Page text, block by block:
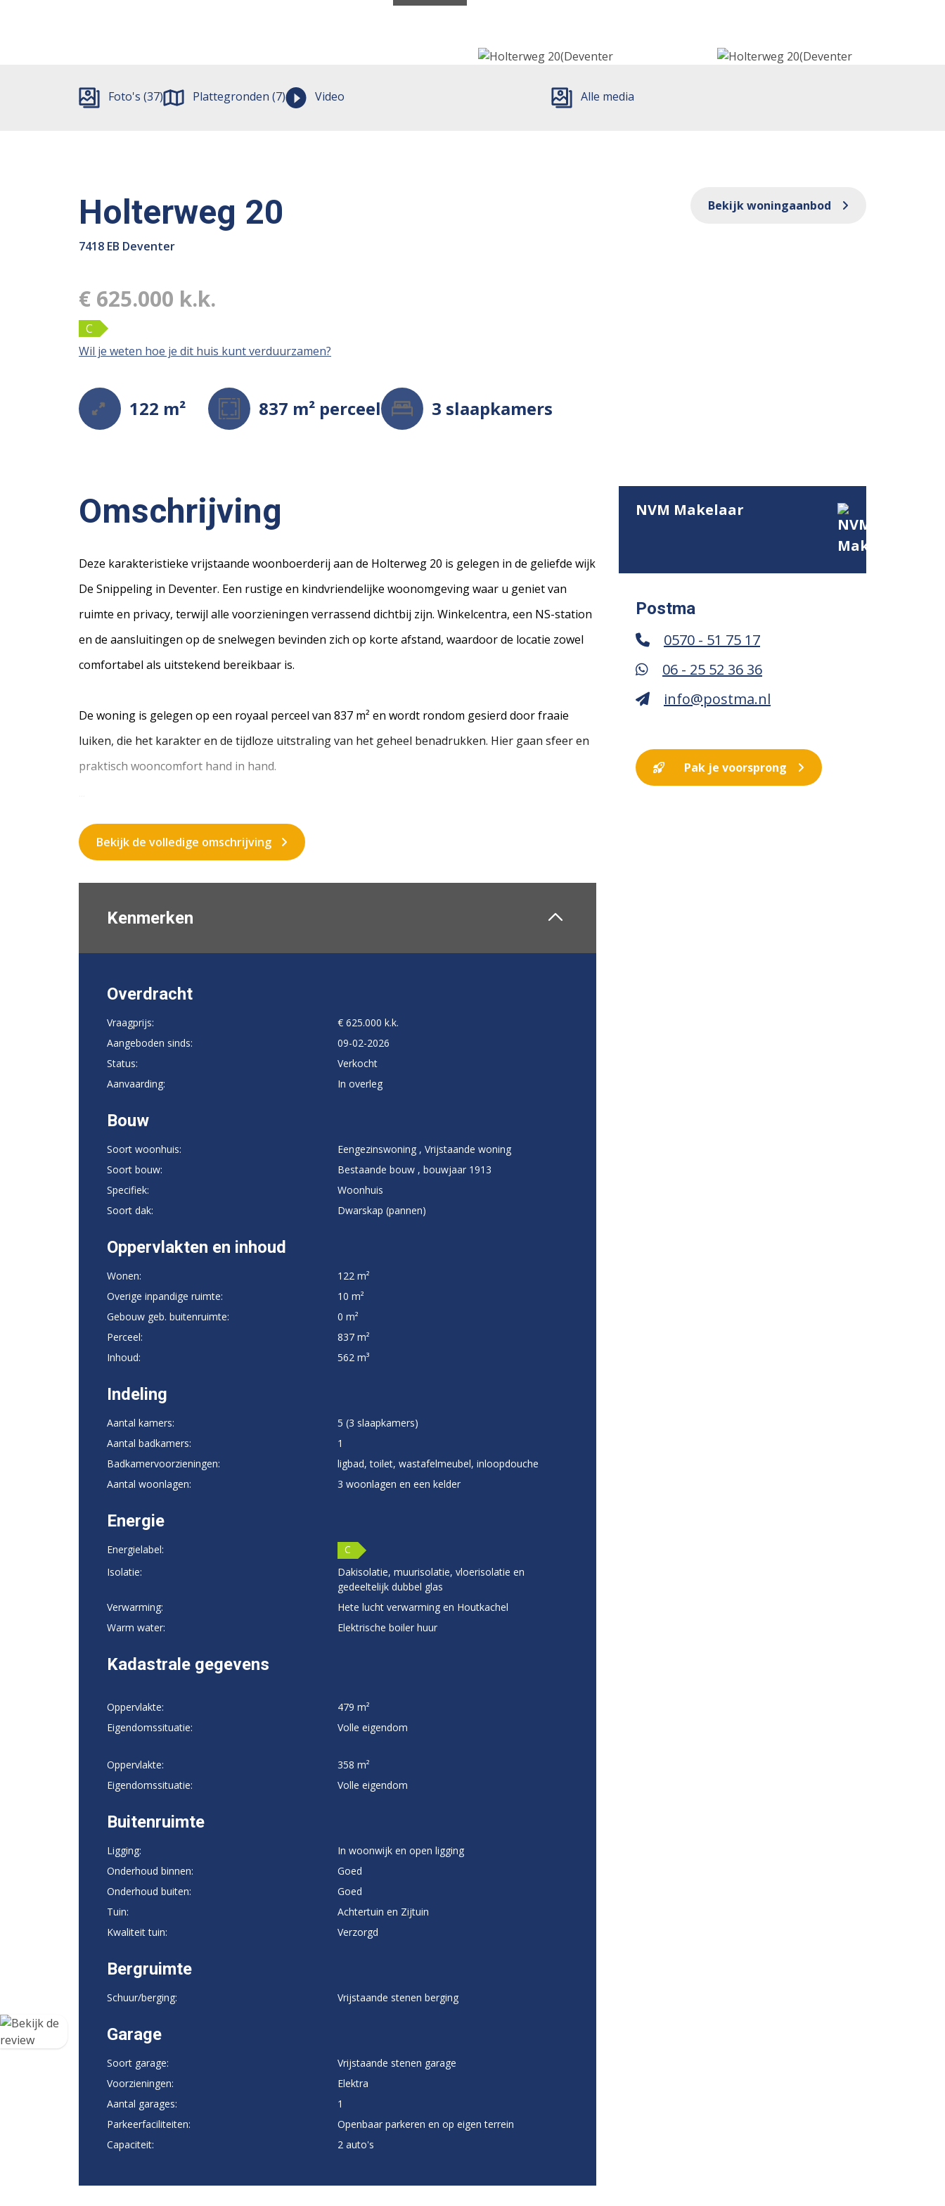
Foto's (37) Plattegronden (7) Video Alle media
Holterweg 20
7418 EB Deventer
€ 625.000 k.k.
C
Wil je weten hoe je dit huis kunt verduurzamen?
Bekijk woningaanbod
122 m² 837 m² perceel 3 slaapkamers
Omschrijving
Deze karakteristieke vrijstaande woonboerderij aan de Holterweg 20 is gelegen in de geliefde wijk
De Snippeling in Deventer. Een rustige en kindvriendelijke woonomgeving waar u geniet van
ruimte en privacy, terwijl alle voorzieningen verrassend dichtbij zijn. Winkelcentra, een NS-station
en de aansluitingen op de snelwegen bevinden zich op korte afstand, waardoor de locatie zowel
comfortabel als uitstekend bereikbaar is.
De woning is gelegen op een royaal perceel van 837 m² en wordt rondom gesierd door fraaie
luiken, die het karakter en de tijdloze uitstraling van het geheel benadrukken. Hier gaan sfeer en
praktisch wooncomfort hand in hand.
Bekijk de volledige omschrijving
Kenmerken
Overdracht
Vraagprijs:
€ 625.000 k.k.
Aangeboden sinds:
09-02-2026
Status:
Verkocht
Aanvaarding:
In overleg
Bouw
Soort woonhuis:
Eengezinswoning , Vrijstaande woning
Soort bouw:
Bestaande bouw , bouwjaar 1913
Specifiek:
Woonhuis
Soort dak:
Dwarskap (pannen)
Oppervlakten en inhoud
Wonen:
122 m²
Overige inpandige ruimte:
10 m²
Gebouw geb. buitenruimte:
0 m²
Perceel:
837 m²
Inhoud:
562 m³
Indeling
Aantal kamers:
5 (3 slaapkamers)
Aantal badkamers:
1
Badkamervoorzieningen:
ligbad, toilet, wastafelmeubel, inloopdouche
Aantal woonlagen:
3 woonlagen en een kelder
Energie
Energielabel:
C
Isolatie:
Dakisolatie, muurisolatie, vloerisolatie en
gedeeltelijk dubbel glas
Verwarming:
Hete lucht verwarming en Houtkachel
Warm water:
Elektrische boiler huur
Kadastrale gegevens
Oppervlakte:
479 m²
Eigendomssituatie:
Volle eigendom
Oppervlakte:
358 m²
Eigendomssituatie:
Volle eigendom
Buitenruimte
Ligging:
In woonwijk en open ligging
Onderhoud binnen:
Goed
Onderhoud buiten:
Goed
Tuin:
Achtertuin en Zijtuin
Kwaliteit tuin:
Verzorgd
Bergruimte
Schuur/berging: Vrijstaande stenen berging
Garage
Soort garage:
Vrijstaande stenen garage
Voorzieningen:
Elektra
Aantal garages:
1
Parkeerfaciliteiten:
Openbaar parkeren en op eigen terrein
Capaciteit:
2 auto's
NVM Makelaar
Postma
0570 - 51 75 17
06 - 25 52 36 36
info@postma.nl
Pak je voorsprong